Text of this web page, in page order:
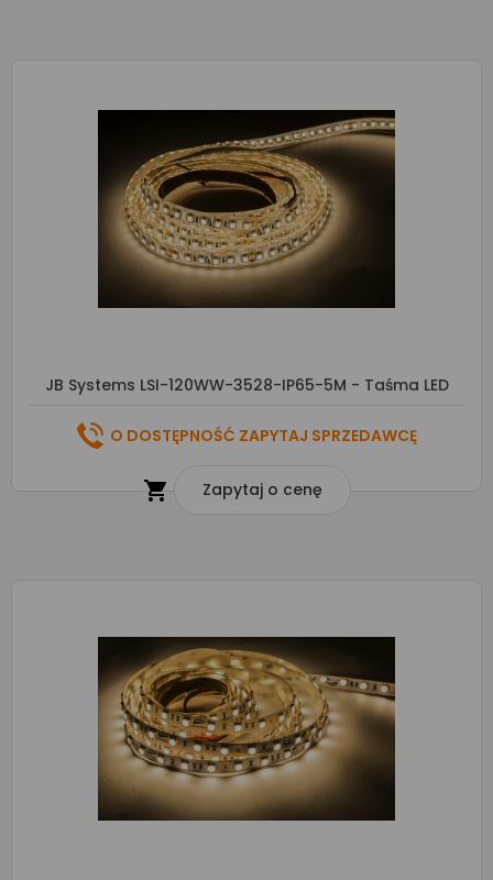
JB Systems LSI-120WW-3528-IP65-5M - Taśma LED
O DOSTĘPNOŚĆ ZAPYTAJ SPRZEDAWCĘ
 Zapytaj o cenę